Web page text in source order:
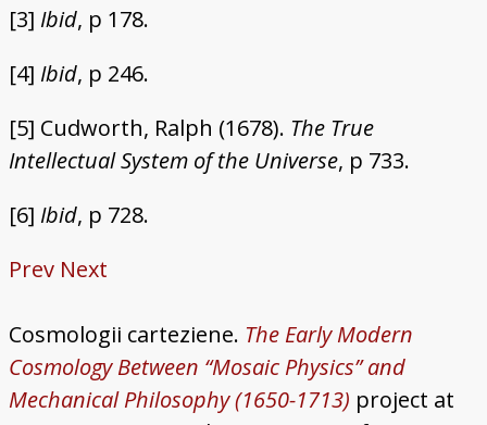
[3] Ibid, p 178.
[4] Ibid, p 246.
[5] Cudworth, Ralph (1678). The True
Intellectual System of the Universe, p 733.
[6] Ibid, p 728.
Prev Next
Cosmologii carteziene. The Early Modern
Cosmology Between “Mosaic Physics” and
Mechanical Philosophy (1650-1713) project at